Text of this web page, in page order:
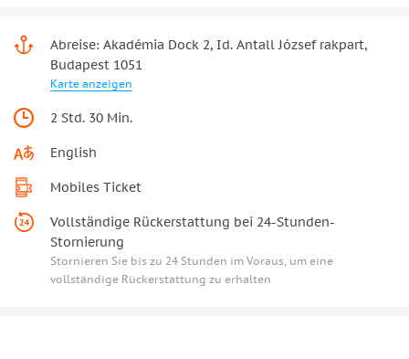
Abreise: Akadémia Dock 2, Id. Antall József rakpart,
Budapest 1051
Karte anzeigen
2 Std. 30 Min.
English
Mobiles Ticket
Vollständige Rückerstattung bei 24-Stunden-
Stornierung
Stornieren Sie bis zu 24 Stunden im Voraus, um eine
vollständige Rückerstattung zu erhalten